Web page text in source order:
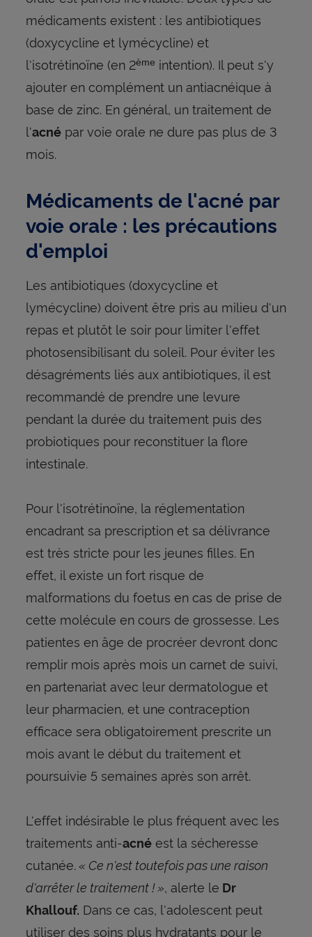
médicaments existent : les antibiotiques
(doxycycline et lymécycline) et
l'isotrétinoïne (en 2ème intention). Il peut s'y
ajouter en complément un antiacnéique à
base de zinc. En général, un traitement de
l'acnépar voie orale ne dure pas plus de 3
mois.
Médicaments de l'acné par
voie orale : les précautions
d'emploi
Les antibiotiques (doxycycline et
lymécycline) doivent être pris au milieu d'un
repas et plutôt le soir pour limiter l'effet
photosensibilisant du soleil. Pour éviter les
désagréments liés aux antibiotiques, il est
recommandé de prendre une levure
pendant la durée du traitement puis des
probiotiques pour reconstituer la flore
intestinale.
Pour l'isotrétinoïne, la réglementation
encadrant sa prescription et sa délivrance
est très stricte pour les jeunes filles. En
effet, il existe un fort risque de
malformations du foetus en cas de prise de
cette molécule en cours de grossesse. Les
patientes en âge de procréer devront donc
remplir mois après mois un carnet de suivi,
en partenariat avec leur dermatologue et
leur pharmacien, et une contraception
efficace sera obligatoirement prescrite un
mois avant le début du traitement et
poursuivie 5 semaines après son arrêt.
L'effet indésirable le plus fréquent avec les
traitements anti-acnéest la sécheresse
cutanée. « Ce n'est toutefois pas une raison
d'arrêter le traitement ! », alerte le Dr
Khallouf. Dans ce cas, l'adolescent peut
utiliser des soins plus hydratants pour le